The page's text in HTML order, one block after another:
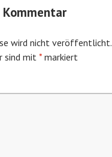
Kommentar
wird nicht veröffentlicht.
sind mit * markiert